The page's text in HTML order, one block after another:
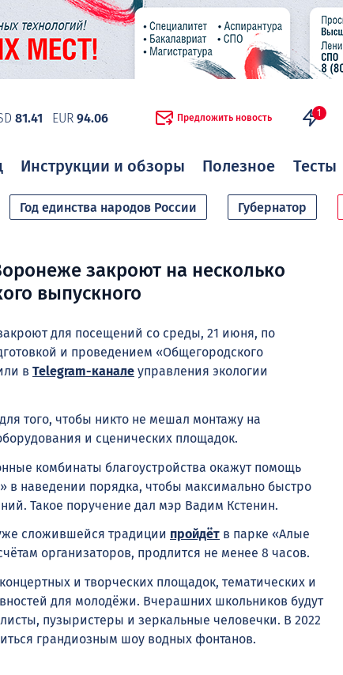
81.41 EUR 94.06 Предложить новость 1
Инструкции и обзоры Полезное Тесты
Год единства народов России Губернатор
закроют на несколько
выпускного
для посещений со среды, 21 июня, по
и проведением «Общегородского
в Telegram-канале управления экологии
того, чтобы никто не мешал монтажу на
и сценических площадок.
комбинаты благоустройства окажут помощь
в наведении порядка, чтобы максимально быстро
Такое поручение дал мэр Вадим Кстенин.
сложившейся традиции пройдёт в парке «Алые
организаторов, продлится не менее 8 часов.
и творческих площадок, тематических и
для молодёжи. Вчерашних школьников будут
пузыристеры и зеркальные человечки. В 2022
грандиозным шоу водных фонтанов.